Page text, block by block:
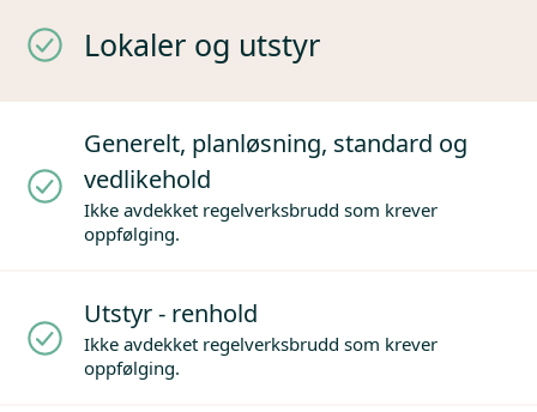
Lokaler og utstyr
Generelt, planløsning, standard og
vedlikehold
Ikke avdekket regelverksbrudd som krever
oppfølging.
Utstyr - renhold
Ikke avdekket regelverksbrudd som krever
oppfølging.